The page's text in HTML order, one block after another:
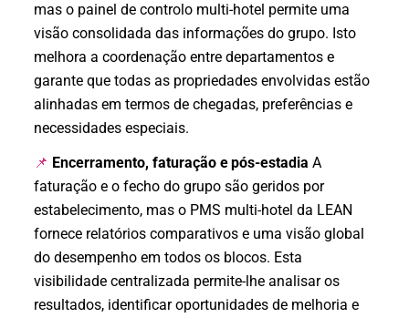
mas o painel de controlo multi-hotel permite uma
visão consolidada das informações do grupo. Isto
melhora a coordenação entre departamentos e
garante que todas as propriedades envolvidas estão
alinhadas em termos de chegadas, preferências e
necessidades especiais.
📌 Encerramento, faturação e pós-estadia A
faturação e o fecho do grupo são geridos por
estabelecimento, mas o PMS multi-hotel da LEAN
fornece relatórios comparativos e uma visão global
do desempenho em todos os blocos. Esta
visibilidade centralizada permite-lhe analisar os
resultados, identificar oportunidades de melhoria e